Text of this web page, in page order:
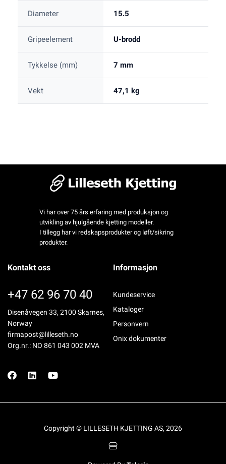
Diameter 15.5
Gripeelement U-brodd
Tykkelse (mm) 7 mm
Vekt 47,1 kg
Vi har over 75 års erfaring med produksjon og
utvikling av hjulgående kjetting modeller.
I tillegg har vi redskapsprodukter og løft/sikring
produkter.
Kontakt oss
+47 62 96 70 40
Disenåvegen 33, 2100 Skarnes,
Norway
firmapost@lilleseth.no
Org.nr.: NO 861 043 002 MVA
Informasjon
Kundeservice
Kataloger
Personvern
Onix dokumenter
Copyright © LILLESETH KJETTING AS, 2026